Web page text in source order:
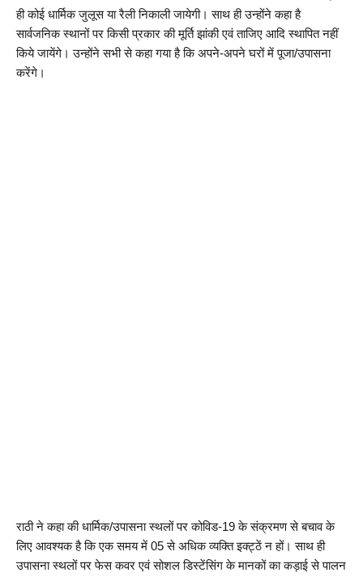
ही कोई धार्मिक जुलूस या रैली निकाली जायेगी। साथ ही उन्होंने कहा है
सार्वजनिक स्थानों पर किसी प्रकार की मूर्ति झांकी एवं ताजिए आदि स्थापित नहीं
किये जायेंगे। उन्होंने सभी से कहा गया है कि अपने-अपने घरों में पूजा/उपासना
करेंगे।
राठी ने कहा की धार्मिक/उपासना स्थलों पर कोविड-19 के संक्रमण से बचाव के
लिए आवश्यक है कि एक समय में 05 से अधिक व्यक्ति इक्ट्ठें न हों। साथ ही
उपासना स्थलों पर फेस कवर एवं सोशल डिस्टेंसिंग के मानकों का कड़ाई से पालन